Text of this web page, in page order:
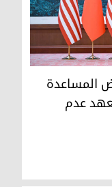
عراق "سيد ومزدهر"
في إعادة
المساعدة
عدم